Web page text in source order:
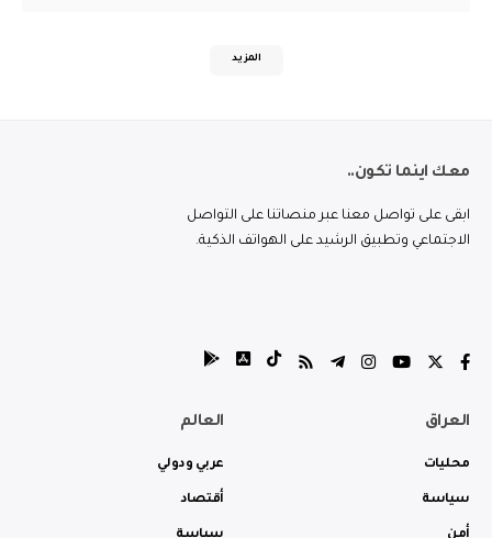
المزيد
معك اينما تكون..
ابقى على تواصل معنا عبر منصاتنا على التواصل
الاجتماعي وتطبيق الرشيد على الهواتف الذكية.
العراق
محليات
سياسة
أمن
العالم
عربي ودولي
أقتصاد
سياسة